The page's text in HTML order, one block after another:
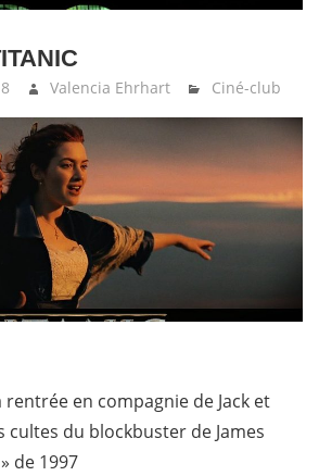
Valencia Ehrhart Ciné-club
rentrée en compagnie de Jack et
cultes du blockbuster de James
de 1997